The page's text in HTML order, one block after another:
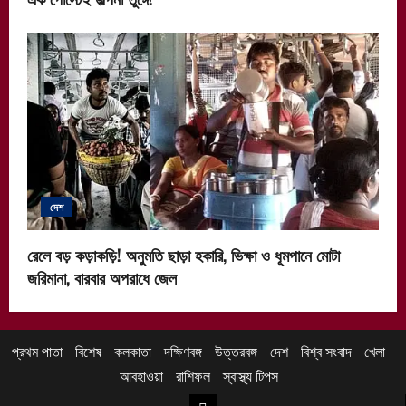
দেশ
রেলে বড় কড়াকড়ি! অনুমতি ছাড়া হকারি, ভিক্ষা ও ধূমপানে মোটা
জরিমানা, বারবার অপরাধে জেল
প্রথম পাতা বিশেষ কলকাতা দক্ষিণবঙ্গ উত্তরবঙ্গ দেশ বিশ্ব সংবাদ খেলা
আবহাওয়া
রাশিফল স্বাস্থ্য টিপস